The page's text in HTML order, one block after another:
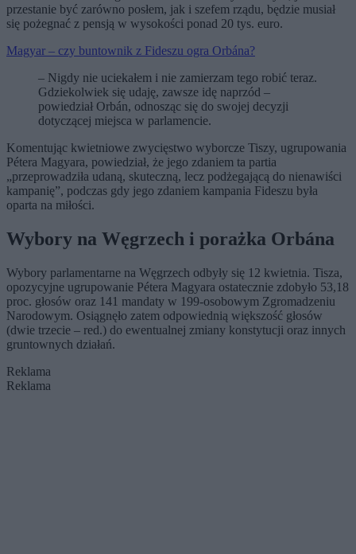
przestanie być zarówno posłem, jak i szefem rządu, będzie musiał
się pożegnać z pensją w wysokości ponad 20 tys. euro.
Magyar – czy buntownik z Fideszu ogra Orbána?
– Nigdy nie uciekałem i nie zamierzam tego robić teraz.
Gdziekolwiek się udaję, zawsze idę naprzód –
powiedział Orbán, odnosząc się do swojej decyzji
dotyczącej miejsca w parlamencie.
Komentując kwietniowe zwycięstwo wyborcze Tiszy, ugrupowania
Pétera Magyara, powiedział, że jego zdaniem ta partia
„przeprowadziła udaną, skuteczną, lecz podżegającą do nienawiści
kampanię”, podczas gdy jego zdaniem kampania Fideszu była
oparta na miłości.
Wybory na Węgrzech i porażka Orbána
Wybory parlamentarne na Węgrzech odbyły się 12 kwietnia. Tisza,
opozycyjne ugrupowanie Pétera Magyara ostatecznie zdobyło 53,18
proc. głosów oraz 141 mandaty w 199-osobowym Zgromadzeniu
Narodowym. Osiągnęło zatem odpowiednią większość głosów
(dwie trzecie – red.) do ewentualnej zmiany konstytucji oraz innych
gruntownych działań.
Reklama
Reklama